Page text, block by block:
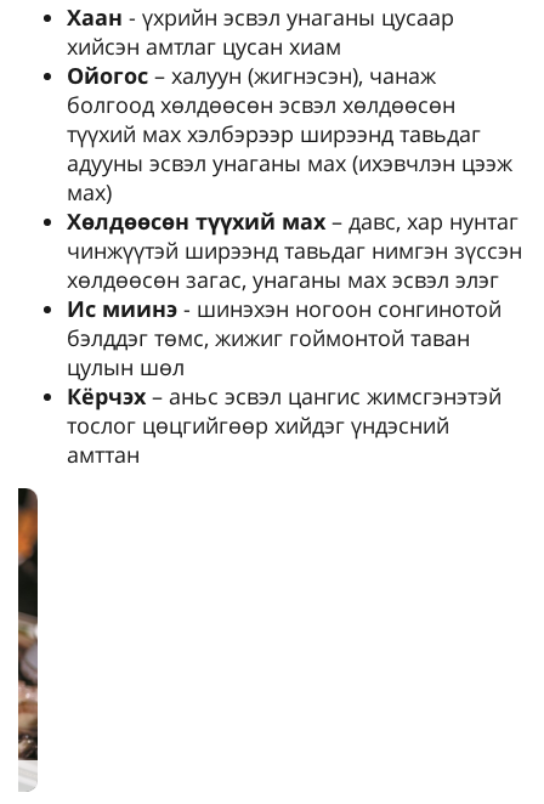
Хаан - үхрийн эсвэл унаганы цусаар
хийсэн амтлаг цусан хиам
Ойогос – халуун (жигнэсэн), чанаж
болгоод хөлдөөсөн эсвэл хөлдөөсөн
түүхий мах хэлбэрээр ширээнд тавьдаг
адууны эсвэл унаганы мах (ихэвчлэн цээж
мах)
Хөлдөөсөн түүхий мах – давс, хар нунтаг
чинжүүтэй ширээнд тавьдаг нимгэн зүссэн
хөлдөөсөн загас, унаганы мах эсвэл элэг
Ис миинэ - шинэхэн ногоон сонгинотой
бэлддэг төмс, жижиг гоймонтой таван
цулын шөл
Кёрчэх – аньс эсвэл цангис жимсгэнэтэй
тослог цөцгийгөөр хийдэг үндэсний
амттан